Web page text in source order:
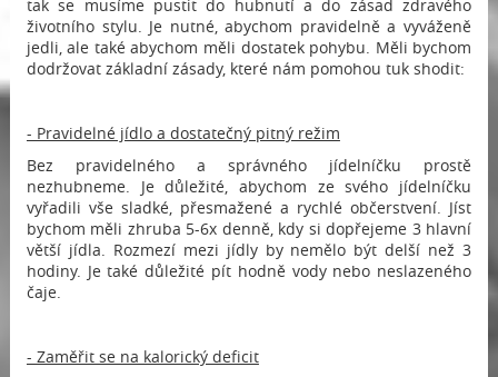
tak se musíme pustit do hubnutí a do zásad zdravého
životního stylu. Je nutné, abychom pravidelně a vyváženě
jedli, ale také abychom měli dostatek pohybu. Měli bychom
dodržovat základní zásady, které nám pomohou tuk shodit:
- Pravidelné jídlo a dostatečný pitný režim
Bez pravidelného a správného jídelníčku prostě
nezhubneme. Je důležité, abychom ze svého jídelníčku
vyřadili vše sladké, přesmažené a rychlé občerstvení. Jíst
bychom měli zhruba 5-6x denně, kdy si dopřejeme 3 hlavní
větší jídla. Rozmezí mezi jídly by nemělo být delší než 3
hodiny. Je také důležité pít hodně vody nebo neslazeného
čaje.
- Zaměřit se na kalorický deficit